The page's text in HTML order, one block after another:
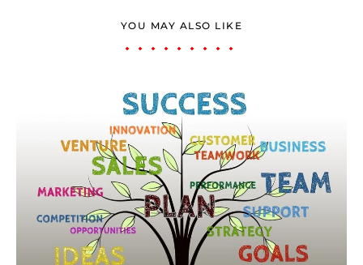
YOU MAY ALSO LIKE